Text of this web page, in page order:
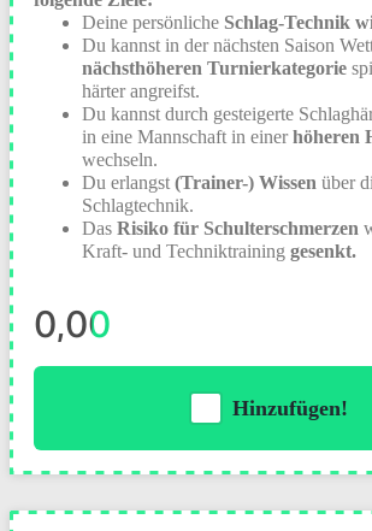
Deine persönliche Schlag-Technik
Du kannst in der nächsten Saison
nächsthöheren Turnierkategorie
härter angreifst.
Du kannst durch gesteigerte
in eine Mannschaft in einerhöheren
wechseln.
Du erlangst (Trainer-) Wissen über
Schlagtechnik.
Das Risiko für Schulterschmerzen
Kraft- und Techniktraining gesenkt.
0,00
Hinzufügen!